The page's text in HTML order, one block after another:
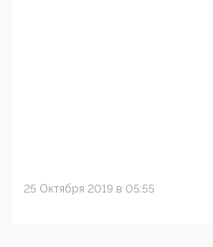
25 Октября 2019 в 05:55